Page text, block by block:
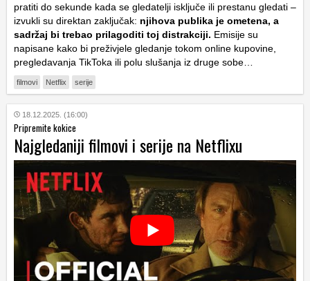
pratiti do sekunde kada se gledatelji isključe ili prestanu gledati –
izvukli su direktan zaključak: njihova publika je ometena, a
sadržaj bi trebao prilagoditi toj distrakciji. Emisije su
napisane kako bi preživjele gledanje tokom online kupovine,
pregledavanja TikToka ili polu slušanja iz druge sobe…
filmovi Netflix serije
18.12.2025. (16:00)
Pripremite kokice
Najgledaniji filmovi i serije na Netflixu